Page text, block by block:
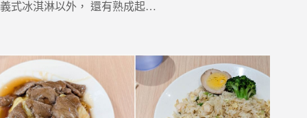
義式冰淇淋以外， 還有熟成起…